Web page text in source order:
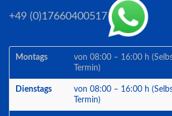
+49 (0)17660400517
Montags
von 08:00 – 16:00 h
Termin)
Dienstags
von 08:00 – 16:00 h
Termin)